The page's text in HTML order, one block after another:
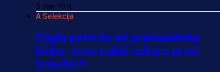
5 dan 19 h
A Selekcija
Stigla potvrda od predsjednika
kluba: Jovo Lukić uskoro pravi
transfer!?